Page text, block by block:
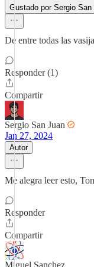
Gustado por Sergio San
De entre todas las
Responder (1)
Compartir
Sergio San Juan
Jan 27, 2024
Autor
Me alegra leer esto,
Responder
Compartir
Miguel Sanchez